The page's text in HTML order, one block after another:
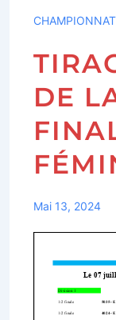
DE
Mai 13, 2024